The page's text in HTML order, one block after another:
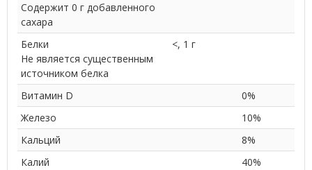
Содержит 0 г добавленного
сахара
Белки
Не является существенным
источником белка
<, 1 г
Витамин D
0%
Железо
10%
Кальций
8%
Калий
40%